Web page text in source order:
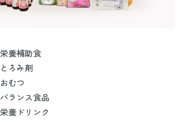
栄養補助食
とろみ剤
おむつ
バランス食品
栄養ドリンク